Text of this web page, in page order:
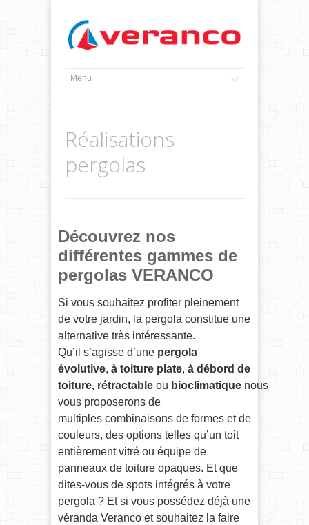
Réalisations
pergolas
Découvrez nos
différentes gammes de
pergolas VERANCO
Si vous souhaitez profiter pleinement
de votre jardin, la pergola constitue une
alternative très intéressante.
Qu’il s’agisse d’une pergola
évolutive, à toiture plate, à débord de
toiture, rétractable ou bioclimatique nous
vous proposerons de
multiples combinaisons de formes et de
couleurs, des options telles qu’un toit
entièrement vitré ou équipe de
panneaux de toiture opaques. Et que
dites-vous de spots intégrés à votre
pergola ? Et si vous possédez déjà une
véranda Veranco et souhaitez la faire